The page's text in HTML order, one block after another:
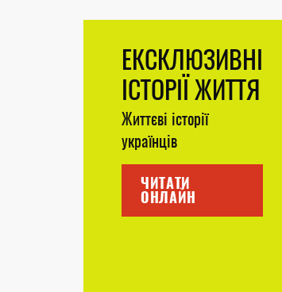
ЕКСКЛЮЗИВНІ
ІСТОРІЇ ЖИТТЯ
Життєві історії
українців
ЧИТАТИ
ОНЛАЙН